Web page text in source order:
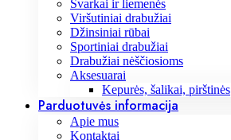
Švarkai ir liemenės
Viršutiniai drabužiai
Džinsiniai rūbai
Sportiniai drabužiai
Drabužiai nėščiosioms
Aksesuarai
Kepurės, šalikai, pirštinės
Parduotuvės informacija
Apie mus
Kontaktai